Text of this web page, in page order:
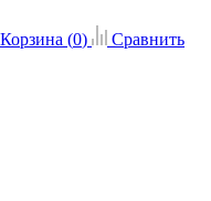
Корзина (0)
Сравнить